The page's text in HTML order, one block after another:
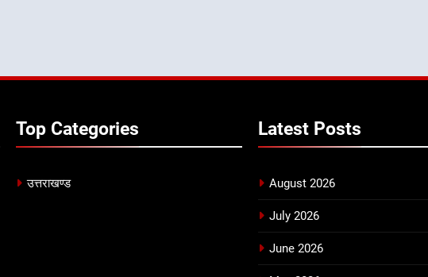
Top Categories
उत्तराखण्ड
Latest Posts
August 2026
July 2026
June 2026